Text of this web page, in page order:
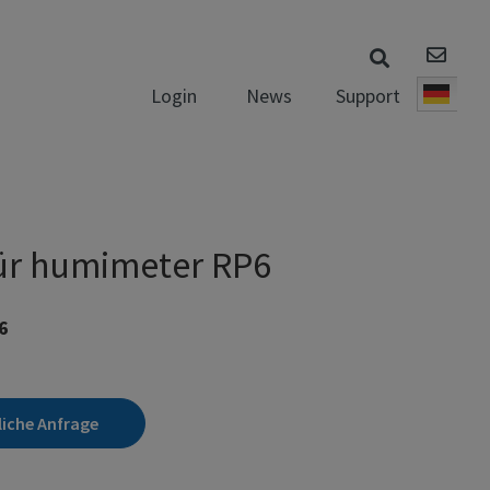
Login News Support
humimeter RP6
Anfrage